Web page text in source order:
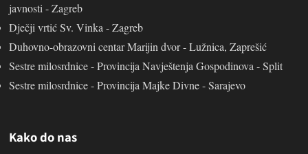
javnosti - Zagreb
Dječji vrtić Sv. Vinka - Zagreb
Duhovno-obrazovni centar Marijin dvor - Lužnica, Zaprešić
Sestre milosrdnice - Provincija Navještenja Gospodinova - Split
Sestre milosrdnice - Provincija Majke Divne - Sarajevo
Kako do nas